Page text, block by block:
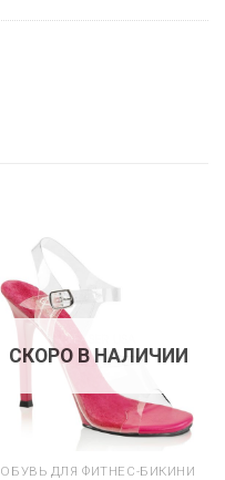
СКОРО В НАЛИЧИИ
ОБУВЬ ДЛЯ ФИТНЕС-БИКИНИ